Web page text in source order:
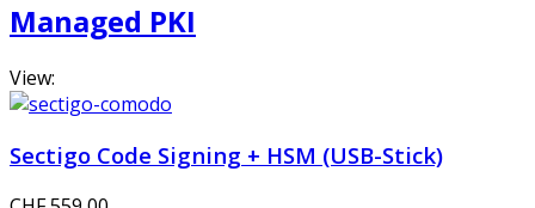
Managed PKI
View:
Sectigo Code Signing + HSM (USB-Stick)